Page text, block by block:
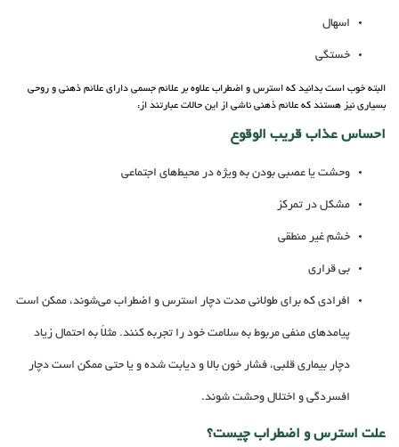
اسهال
خستگی
البته خوب است بدانید که استرس و اضطراب علاوه بر علائم جسمی دارای علائم ذهنی و روحی
بسیاری نیز هستند که علائم ذهنی ناشی از این حالات عبارتند از:
احساس عذاب قریب الوقوع
وحشت یا عصبی بودن به ویژه در محیط‌های اجتماعی
مشکل در تمرکز
خشم غیر منطقی
بی قراری
افرادی که برای طولانی مدت دچار استرس و اضطراب می‌شوند، ممکن است
پیامدهای منفی مربوط به سلامت خود را تجربه کنند. مثلاً به احتمال زیاد
دچار بیماری قلبی، فشار خون بالا و دیابت شده و یا حتی ممکن است دچار
افسردگی و اختلال وحشت شوند.
علت استرس و اضطراب چیست؟